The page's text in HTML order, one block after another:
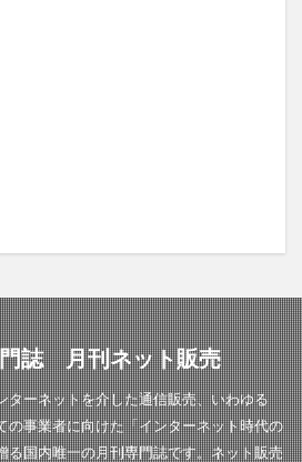
誌 月刊ネット販売
ターネットを介した通信販売、いわゆる
の事業者に向けた「インターネット時代の
る国内唯一の月刊専門誌です。ネット販売